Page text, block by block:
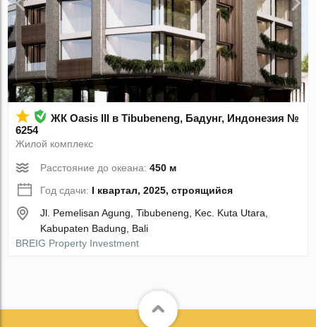
ЖК Oasis III в Tibubeneng, Бадунг, Индонезия №
6254
Жилой комплекс
Расстояние до океана:450 м
Год сдачи: I квартал, 2025, строящийся
Jl. Pemelisan Agung, Tibubeneng, Kec. Kuta Utara,
Kabupaten Badung, Bali
BREIG Property Investment